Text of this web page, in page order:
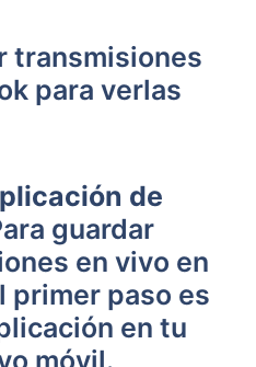
transmisiones
para verlas
de
guardar
en vivo en
primer paso es
en tu
móvil.